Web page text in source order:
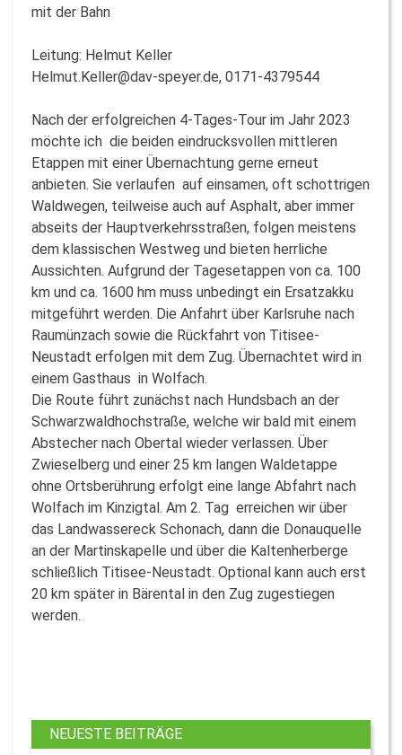
mit der Bahn
Leitung: Helmut Keller
Helmut.Keller@dav-speyer.de, 0171-4379544
Nach der erfolgreichen 4-Tages-Tour im Jahr 2023
möchte ich die beiden eindrucksvollen mittleren
Etappen mit einer Übernachtung gerne erneut
anbieten. Sie verlaufen auf einsamen, oft schottrigen
Waldwegen, teilweise auch auf Asphalt, aber immer
abseits der Hauptverkehrsstraßen, folgen meistens
dem klassischen Westweg und bieten herrliche
Aussichten. Aufgrund der Tagesetappen von ca. 100
km und ca. 1600 hm muss unbedingt ein Ersatzakku
mitgeführt werden. Die Anfahrt über Karlsruhe nach
Raumünzach sowie die Rückfahrt von Titisee-
Neustadt erfolgen mit dem Zug. Übernachtet wird in
einem Gasthaus in Wolfach.
Die Route führt zunächst nach Hundsbach an der
Schwarzwaldhochstraße, welche wir bald mit einem
Abstecher nach Obertal wieder verlassen. Über
Zwieselberg und einer 25 km langen Waldetappe
ohne Ortsberührung erfolgt eine lange Abfahrt nach
Wolfach im Kinzigtal. Am 2. Tag erreichen wir über
das Landwassereck Schonach, dann die Donauquelle
an der Martinskapelle und über die Kaltenherberge
schließlich Titisee-Neustadt. Optional kann auch erst
20 km später in Bärental in den Zug zugestiegen
werden.
NEUESTE BEITRÄGE